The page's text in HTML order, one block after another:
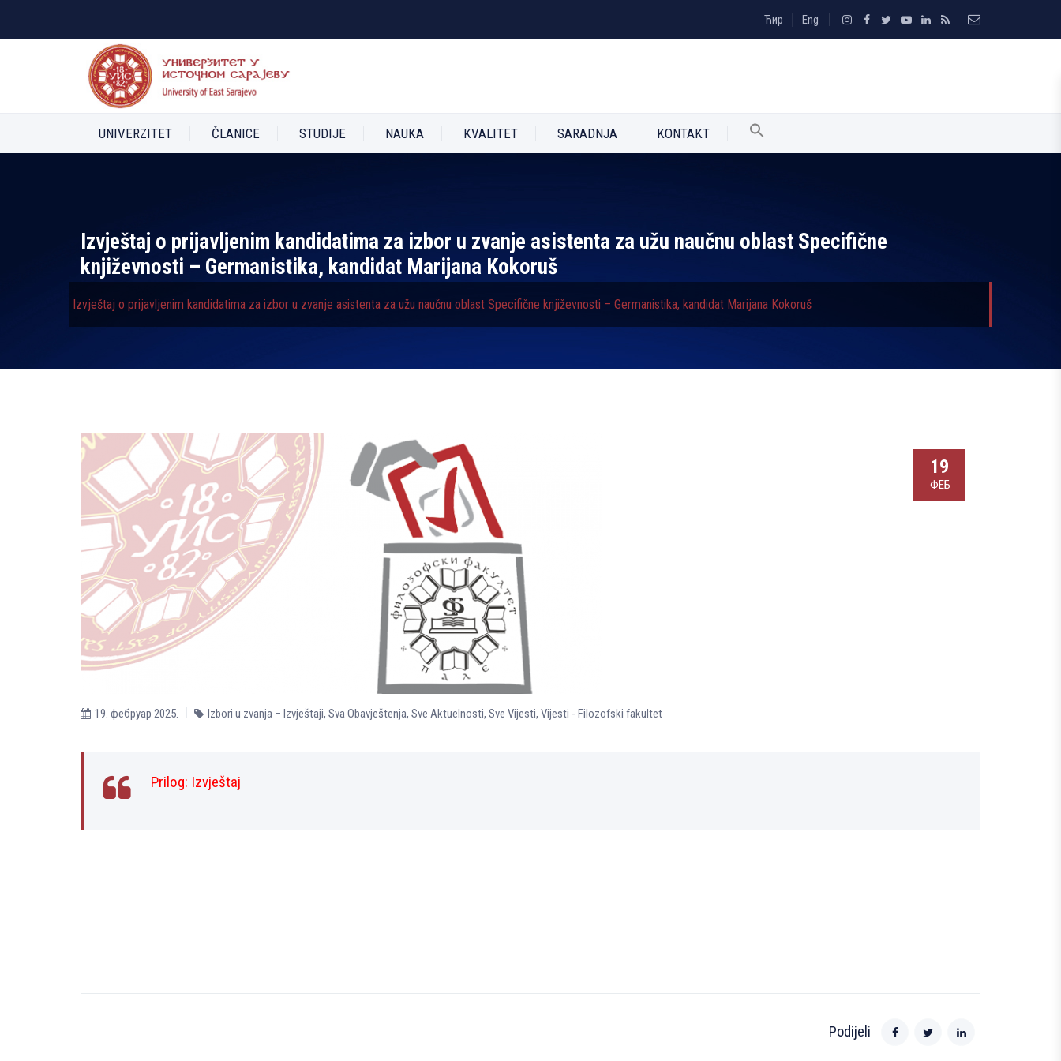
Ћир Eng
UNIVERZITET ČLANICE STUDIJE NAUKA KVALITET SARADNJA KONTAKT
Izvještaj o prijavljenim kandidatima za izbor u zvanje asistenta za užu naučnu oblast Specifične
književnosti – Germanistika, kandidat Marijana Kokoruš
Izvještaj o prijavljenim kandidatima za izbor u zvanje asistenta za užu naučnu oblast Specifične književnosti – Germanistika, kandidat Marijana Kokoruš
19
ФЕБ
19. фебруар 2025. Izbori u zvanja – Izvještaji, Sva Obavještenja, Sve Aktuelnosti, Sve Vijesti, Vijesti - Filozofski fakultet
Prilog: Izvještaj
Podijeli